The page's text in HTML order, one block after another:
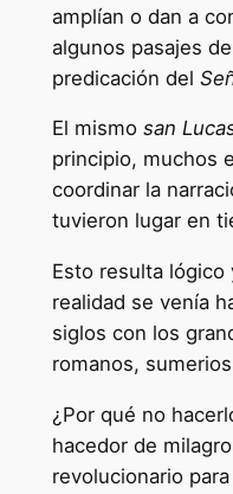
amplían o dan a
algunos pasajes
predicación del
El mismo san
principio, muchos
coordinar la
tuvieron lugar en
Esto resulta lógico
realidad se venía
siglos con los
romanos,
¿Por qué no
hacedor de
revolucionario